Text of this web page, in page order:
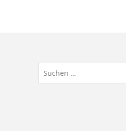
Suchen
nach: